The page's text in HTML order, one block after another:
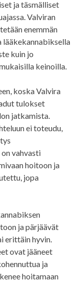
ja täsmälliset
Valviran
enemmän
kuin jo
keinoilla.
koska Valvira
tulokset
jatkamista.
ei toteudu,
vahvasti
hoitoon ja
jopa
ja pärjäävät
erittäin hyvin.
ovat jääneet
ja
hoitamaan